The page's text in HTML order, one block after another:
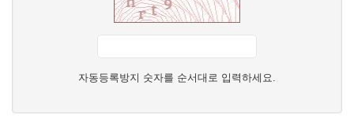
자동등록방지 숫자를 순서대로 입력하세요.